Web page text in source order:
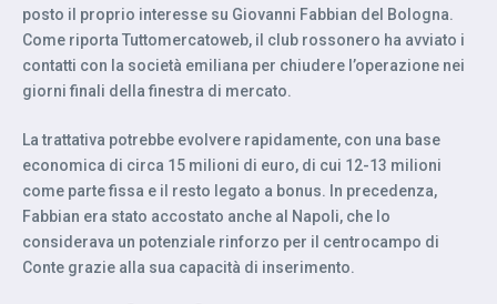
posto il proprio interesse su Giovanni Fabbian del Bologna.
Come riporta Tuttomercatoweb, il club rossonero ha avviato i
contatti con la società emiliana per chiudere l’operazione nei
giorni finali della finestra di mercato.
La trattativa potrebbe evolvere rapidamente, con una base
economica di circa 15 milioni di euro, di cui 12-13 milioni
come parte fissa e il resto legato a bonus. In precedenza,
Fabbian era stato accostato anche al Napoli, che lo
considerava un potenziale rinforzo per il centrocampo di
Conte grazie alla sua capacità di inserimento.